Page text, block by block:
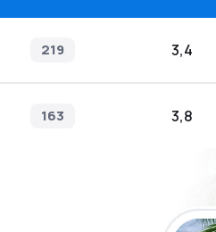
219 3,4
163 3,8